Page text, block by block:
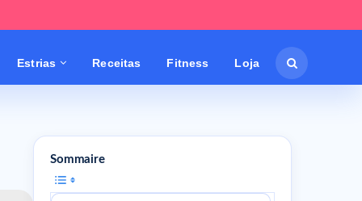
Estrias Receitas Fitness Loja
Sommaire